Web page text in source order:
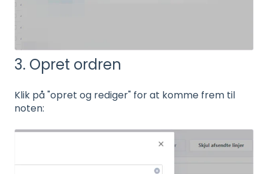
3. Opret ordren
Klik på "opret og rediger" for at komme frem til
noten: